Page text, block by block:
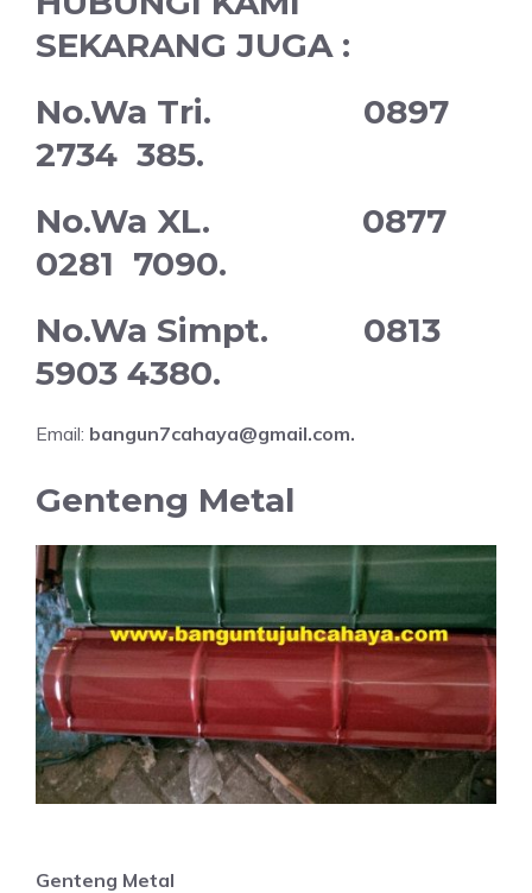
SEKARANG JUGA :
No.Wa Tri. 0897
2734 385.
No.Wa XL. 0877
0281 7090.
No.Wa Simpt. 0813
5903 4380.
Email: bangun7cahaya@gmail.com.
Genteng Metal
Genteng Metal